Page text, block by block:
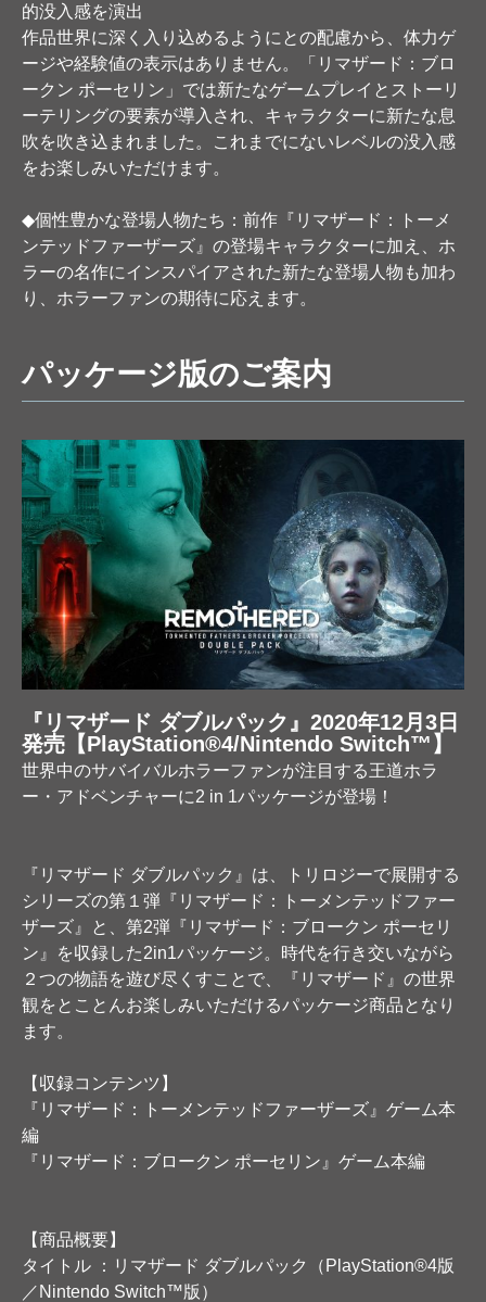
的没入感を演出
作品世界に深く入り込めるようにとの配慮から、体力ゲ
ージや経験値の表示はありません。「リマザード：ブロ
ークン ポーセリン」では新たなゲームプレイとストーリ
ーテリングの要素が導入され、キャラクターに新たな息
吹を吹き込まれました。これまでにないレベルの没入感
をお楽しみいただけます。
◆個性豊かな登場人物たち：前作『リマザード：トーメ
ンテッドファーザーズ』の登場キャラクターに加え、ホ
ラーの名作にインスパイアされた新たな登場人物も加わ
り、ホラーファンの期待に応えます。
パッケージ版のご案内
『リマザード ダブルパック』2020年12月3日
発売【PlayStation®4/Nintendo Switch™】
世界中のサバイバルホラーファンが注目する王道ホラ
ー・アドベンチャーに2 in 1パッケージが登場！
『リマザード ダブルパック』は、トリロジーで展開する
シリーズの第１弾『リマザード：トーメンテッドファー
ザーズ』と、第2弾『リマザード：ブロークン ポーセリ
ン』を収録した2in1パッケージ。時代を行き交いながら
２つの物語を遊び尽くすことで、『リマザード』の世界
観をとことんお楽しみいただけるパッケージ商品となり
ます。
【収録コンテンツ】
『リマザード：トーメンテッドファーザーズ』ゲーム本
編
『リマザード：ブロークン ポーセリン』ゲーム本編
【商品概要】
タイトル ：リマザード ダブルパック（PlayStation®4版
／Nintendo Switch™版）